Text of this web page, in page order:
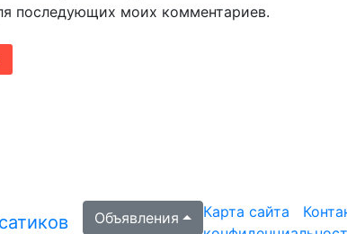
последующих моих комментариев.
Объявления Карта сайта